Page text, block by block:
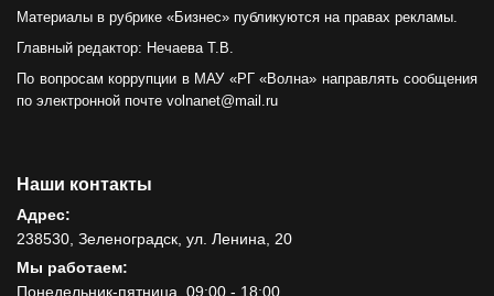
Материалы в рубрике «Бизнес» публикуются на правах рекламы.
Главный редактор: Нечаева Т.В.
По вопросам коррупции в МАУ «РГ «Волна» направлять сообщения
по электронной почте volnanet@mail.ru
Наши контакты
Адрес:
238530, Зеленоградск, ул. Ленина, 20
Мы работаем:
Понедельник-пятница, 09:00 - 18:00